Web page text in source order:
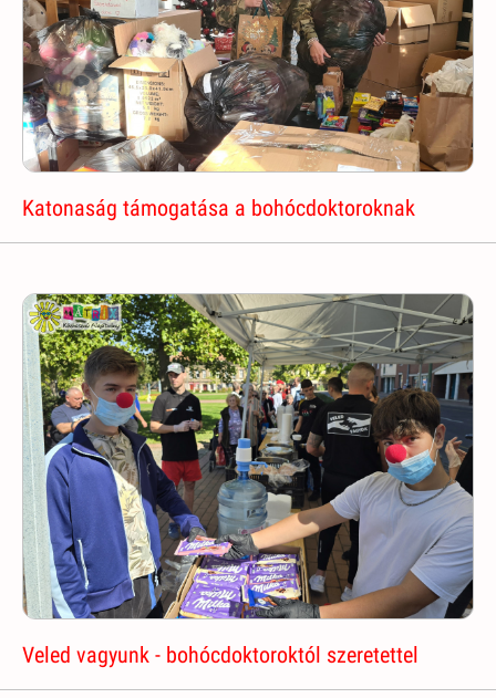
Katonaság támogatása a bohócdoktoroknak
Veled vagyunk - bohócdoktoroktól szeretettel